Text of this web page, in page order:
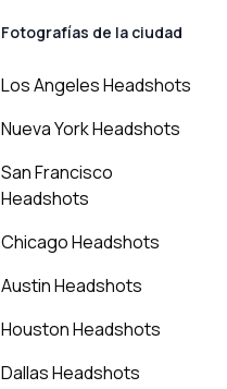
Fotografías de la ciudad
Los Angeles Headshots
Nueva York Headshots
San Francisco
Headshots
Chicago Headshots
Austin Headshots
Houston Headshots
Dallas Headshots